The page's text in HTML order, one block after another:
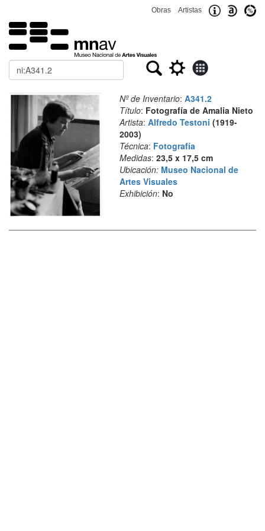
Obras Artistas
Buscar
Nº de Inventario: A341.2
Título: Fotografía de Amalia Nieto
Artista: Alfredo Testoni (1919-
2003)
Técnica: Fotografía
Medidas: 23,5 x 17,5 cm
Ubicación: Museo Nacional de
Artes Visuales
Exhibición: No